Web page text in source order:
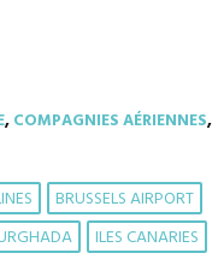
,COMPAGNIES AÉRIENNES,
BRUSSELS AIRPORT
ILES CANARIES